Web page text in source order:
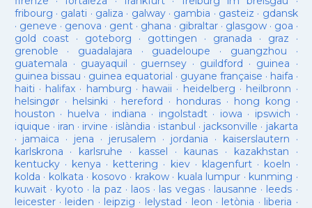
fribourg · galati · galiza · galway· gambia · gasteiz · gdansk
· geneve · genova · gent· ghana · gibraltar· glasgow· goa ·
gold coast · goteborg · gottingen · granada · graz ·
grenoble · guadalajara · guadeloupe · guangzhou ·
guatemala · guayaquil · guernsey· guildford · guinea ·
guinea bissau · guinea equatorial · guyane française · haifa ·
haiti · halifax · hamburg · hawaii · heidelberg · heilbronn ·
helsingør· helsinki · hereford · honduras· hong kong ·
houston · huelva · indiana · ingolstadt· iowa · ipswich ·
iquique · iran · irvine · islàndia · istanbul · jacksonville · jakarta
· jamaica · jena · jerusalem · jordania · kaiserslautern ·
karlskrona · karlsruhe · kassel · kaunas· kazakhstan ·
kentucky· kenya · kettering · kiev· klagenfurt · koeln ·
kolda · kolkata · kosovo · krakow· kuala lumpur · kunming ·
kuwait· kyoto · la paz · laos· las vegas· lausanne · leeds ·
leicester· leiden · leipzig · lelystad · leon · letònia · liberia ·